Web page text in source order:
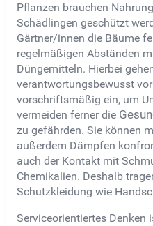
Pflanzen brauchen
Schädlingen geschützt
Gärtner/innen die Bäume
regelmäßigen Abständen
Düngemitteln. Hierbei
verantwortungsbewusst
vorschriftsmäßig ein, um
vermeiden ferner die
zu gefährden. Sie können
außerdem Dämpfen
auch der Kontakt mit
Chemikalien. Deshalb
Schutzkleidung wie
Serviceorientiertes Denken